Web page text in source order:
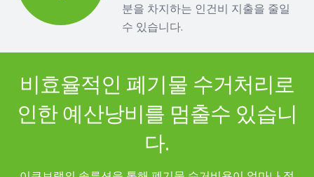
분을 차지하는 인건비 지출을 줄일
수 있습니다.
비효율적인 폐기물 수거처리로
인한 예산낭비를 멈출수 있습니
다.